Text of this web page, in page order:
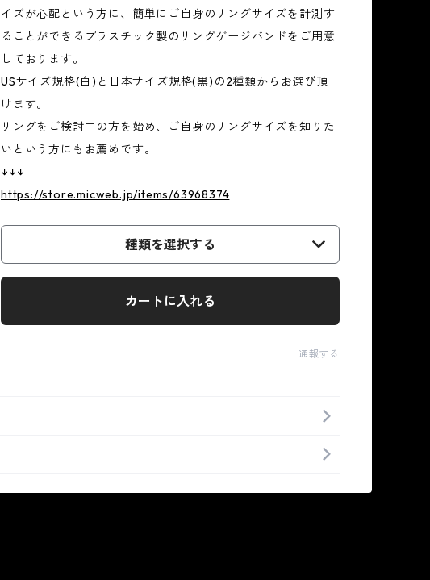
イズが心配という方に、簡単にご自身のリングサイズを計測す
ることができるプラスチック製のリングゲージバンドをご用意
しております。
USサイズ規格(白)と日本サイズ規格(黒)の2種類からお選び頂
けます。
リングをご検討中の方を始め、ご自身のリングサイズを知りた
いという方にもお薦めです。
↓↓↓
https://store.micweb.jp/items/63968374
種類を選択する
カートに入れる
通報する